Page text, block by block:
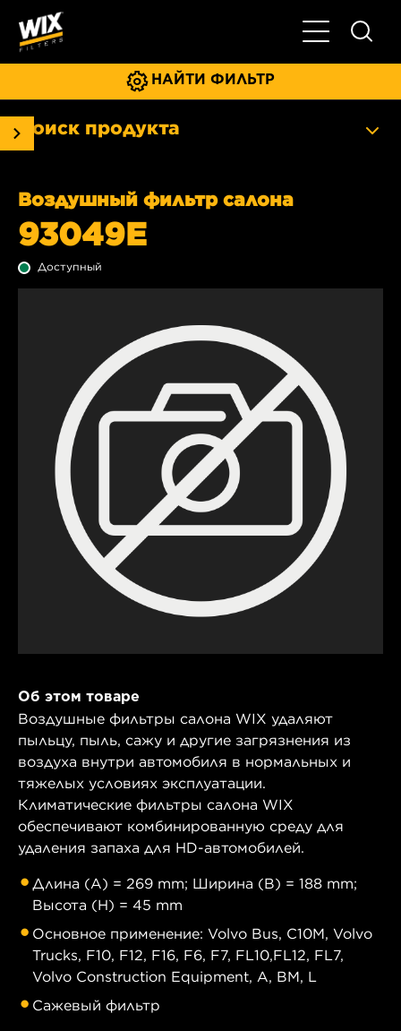
Главное
НАЙТИ ФИЛЬТР
Поиск продукта
Воздушный фильтр салона
93049E
Доступный
Об этом товаре
Воздушные фильтры салона WIX удаляют
пыльцу, пыль, сажу и другие загрязнения из
воздуха внутри автомобиля в нормальных и
тяжелых условиях эксплуатации.
Климатические фильтры салона WIX
обеспечивают комбинированную среду для
удаления запаха для HD-автомобилей.
Длина (A) = 269 mm; Ширина (B) = 188 mm;
Высота (H) = 45 mm
Основное применение: Volvo Bus, C10M, Volvo
Trucks, F10, F12, F16, F6, F7, FL10,FL12, FL7,
Volvo Construction Equipment, A, BM, L
Сажевый фильтр